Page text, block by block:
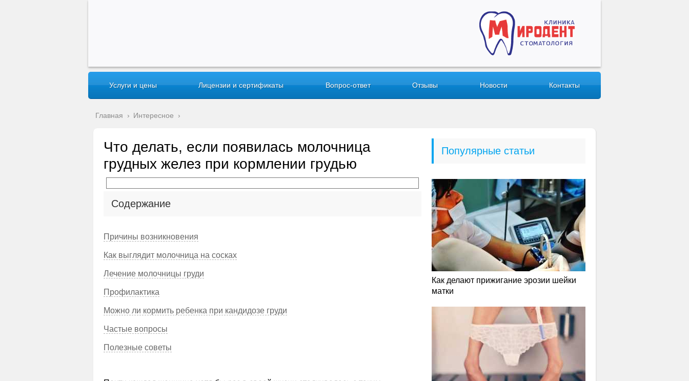
Услуги и цены Лицензии и сертификаты Вопрос-ответ Отзывы Новости Контакты
Главная › Интересное ›
Что делать, если появилась молочница
грудных желез при кормлении грудью
Содержание
Причины возникновения
Как выглядит молочница на сосках
Лечение молочницы груди
Профилактика
Можно ли кормить ребенка при кандидозе груди
Частые вопросы
Полезные советы
Популярные статьи
Как делают прижигание эрозии шейки
матки